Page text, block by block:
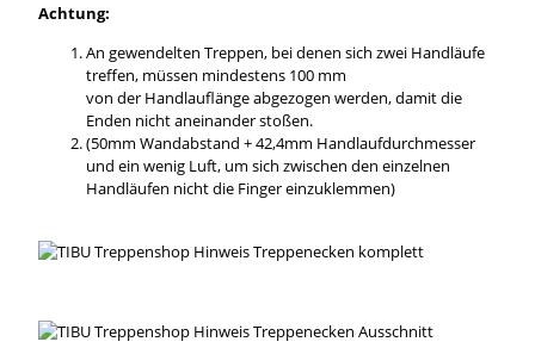
Achtung:
An gewendelten Treppen, bei denen sich zwei Handläufe
treffen, müssen mindestens 100 mm
von der Handlauflänge abgezogen werden, damit die
Enden nicht aneinander stoßen.
(50mm Wandabstand + 42,4mm Handlaufdurchmesser
und ein wenig Luft, um sich zwischen den einzelnen
Handläufen nicht die Finger einzuklemmen)